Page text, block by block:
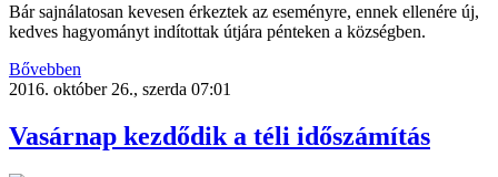
Bár sajnálatosan kevesen érkeztek az eseményre, ennek ellenére új,
kedves hagyományt indítottak útjára pénteken a községben.
Bővebben
2016. október 26., szerda 07:01
Vasárnap kezdődik a téli időszámítás